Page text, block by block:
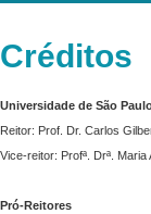
Créditos
Universidade de São
Reitor: Prof. Dr. Carlos
Vice-reitor: Profª. Drª.
Pró-Reitores